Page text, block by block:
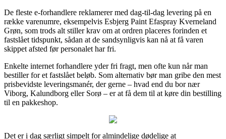
De fleste e-forhandlere reklamerer med dag-til-dag levering på en
række varenumre, eksempelvis Esbjerg Paint Efaspray Kverneland
Grøn, som trods alt stiller krav om at ordren placeres forinden et
fastslået tidspunkt, sådan at de sandsynligvis kan nå at få varen
skippet afsted før personalet har fri.
Enkelte internet forhandlere yder fri fragt, men ofte kun når man
bestiller for et fastslået beløb. Som alternativ bør man gribe den mest
prisbevidste leveringsmanér, der gerne – hvad end du bor nær
Viborg, Kalundborg eller Sorø – er at få dem til at køre din bestilling
til en pakkeshop.
Det er i dag særligt simpelt for almindelige dødelige at